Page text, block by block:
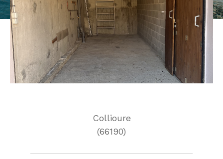
Collioure
(66190)